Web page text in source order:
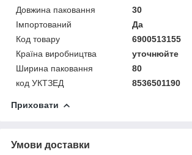
Довжина паковання
30
Імпортований
Да
Код товару
6900513155
Країна виробництва
уточнюйте
Ширина паковання
80
код УКТЗЕД
8536501190
Приховати
Умови доставки